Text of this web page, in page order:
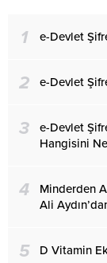
1 e-Devlet
2 e-Devlet
3
e-Devlet
Hangisini Ne
4
Minderden
Ali
5 D Vitamin